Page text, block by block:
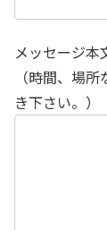
メッセージ
（時間、場
き下さい。）